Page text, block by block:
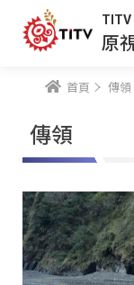
TITV
原
首頁 傳領
傳領